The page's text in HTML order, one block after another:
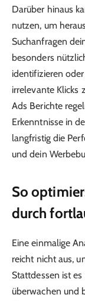
Darüber hinaus
nutzen, um
Suchanfragen
besonders
identifizieren
irrelevante Klicks
Ads Berichte
Erkenntnisse in
langfristig die
und dein
So
durch
Eine einmalige
reicht nicht aus,
Stattdessen ist
überwachen und